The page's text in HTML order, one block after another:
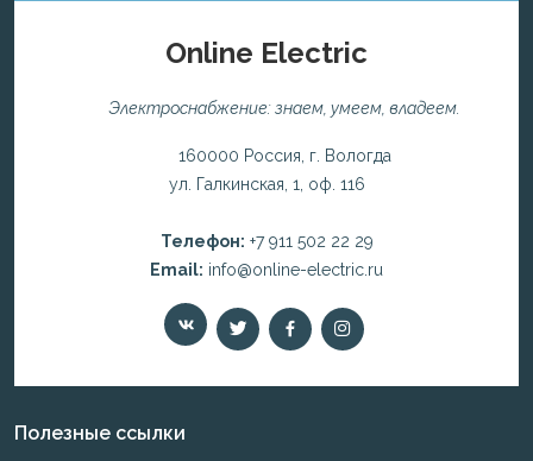
Online Electric
Электроснабжение: знаем, умеем, владеем.
160000 Россия, г. Вологда
ул. Галкинская, 1, оф. 116
Телефон: +7 911 502 22 29
Email: info@online-electric.ru
Полезные ссылки